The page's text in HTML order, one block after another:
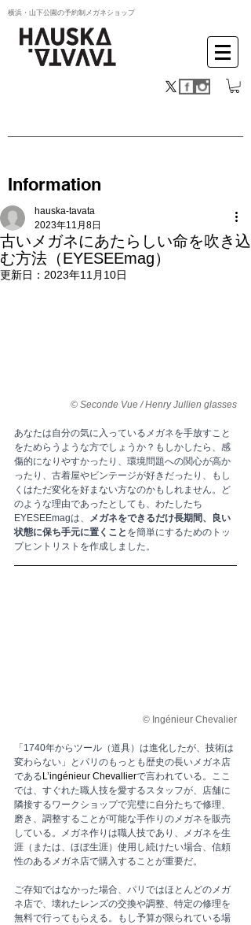
横浜・山下公園の予約制メガネショップ
Information
古いメガネにあたらしい命を吹き込
む方法（EYESEEmag）
hauska-tavata
2023年11月8日
更新日： 2023年11月10日
© Seconde Vue / Henry Jullien glasses
あなたは自分の気に入っているメガネを手放すこと
をためらうような方でしょうか？もしかしたら、感
傷的になりやすかったり、環境問題への関心が高か
ったり、古着屋やビンテージが好きだったり、もし
くはただ変化を好まない方なのかもしれません。ど
のような理由であったとしても、わたしたち
EYESEEmagは、
メガネをできるだけ長期間、良い
状態に保ち手元に置くこと を簡単にするためのトッ
プヒントリストを作成しました。
© Ingénieur Chevalier
「1740年からツール（道具）は進化したが、技術は
変わらない」とパリのもっとも歴史の長いメガネ店
であるL’ingénieur Chevallierで言われている。ここ
では、すぐれた職人技を愛するスタッフが、店舗に
隣接するワークショップで完璧に自分たちで修理、
磨き、調整することが可能な手作りのメガネを販売
している。メガネ作りは職人技であり、メガネを生
涯（または、ほぼ生涯）使用し続けたい場合、信頼
性のあるメガネ店で購入することが重要だ。
ご存知ではなかった場合、パリではほとんどのメガ
ネ店で、壊れたレンズの交換や調整、特定の修理を
無料で行ってもらえる。もし予算が限られている場